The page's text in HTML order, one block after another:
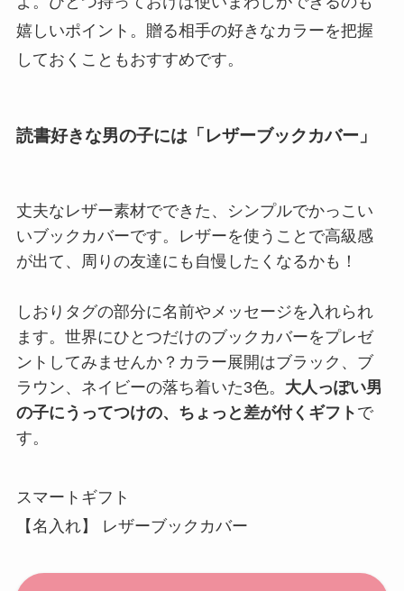
嬉しいポイント。贈る相手の好きなカラーを把握
しておくこともおすすめです。
読書好きな男の子には「レザーブックカバー」
丈夫なレザー素材でできた、シンプルでかっこい
いブックカバーです。レザーを使うことで高級感
が出て、周りの友達にも自慢したくなるかも！
しおりタグの部分に名前やメッセージを入れられ
ます。世界にひとつだけのブックカバーをプレゼ
ントしてみませんか？カラー展開はブラック、ブ
ラウン、ネイビーの落ち着いた3色。 大人っぽい男
の子にうってつけの、ちょっと差が付くギフト で
す。
スマートギフト
【名入れ】 レザーブックカバー